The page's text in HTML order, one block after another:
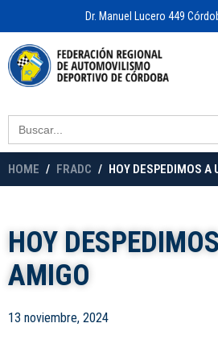
Dr. Manuel Lucero 449
Search
for:
HOME FRADC HOY DESPEDIMOS A
HOY
AMIGO
13 noviembre, 2024